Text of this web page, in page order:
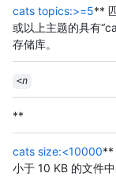
cats topics:>=5**
或以上主题的具有
存储库。
<n
**
cats size:<10000**
小于 10 KB 的文件